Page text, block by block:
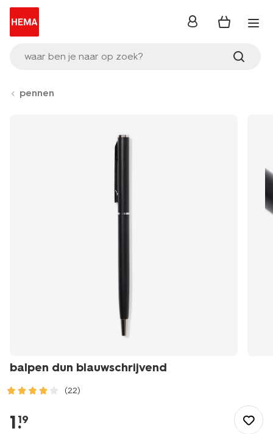
waar ben je naar op zoek?
inloggen
pennen
balpen dun blauwschrijvend
(22)
kantoor/schrijfwaren/pennen/balpen-
dun-
1.
19